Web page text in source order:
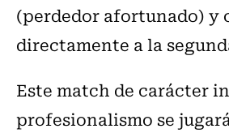
(perdedor afortunado) y
directamente a la
Este match de carácter
profesionalismo se